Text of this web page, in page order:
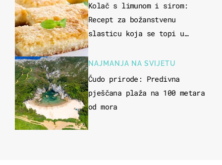
Kolač s limunom i sirom:
Recept za božanstvenu
slasticu koja se topi u
NAJMANJA NA SVIJETU
Čudo prirode: Predivna
pješčana plaža na 100 metara
od mora